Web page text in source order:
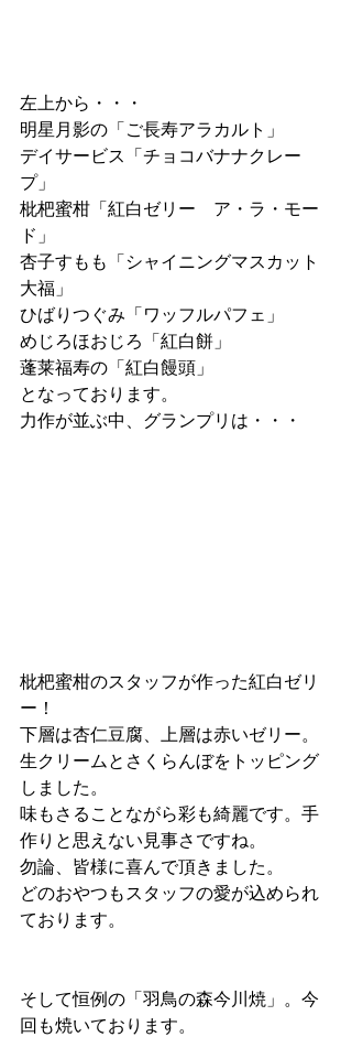
左上から・・・
明星月影の「ご長寿アラカルト」
デイサービス「チョコバナナクレー
プ」
枇杷蜜柑「紅白ゼリー　ア・ラ・モー
ド」
杏子すもも「シャイニングマスカット
大福」
ひばりつぐみ「ワッフルパフェ」
めじろほおじろ「紅白餅」
蓬莱福寿の「紅白饅頭」
となっております。
力作が並ぶ中、グランプリは・・・
枇杷蜜柑のスタッフが作った紅白ゼリ
ー！
下層は杏仁豆腐、上層は赤いゼリー。
生クリームとさくらんぼをトッピング
しました。
味もさることながら彩も綺麗です。手
作りと思えない見事さですね。
勿論、皆様に喜んで頂きました。
どのおやつもスタッフの愛が込められ
ております。
そして恒例の「羽鳥の森今川焼」。今
回も焼いております。